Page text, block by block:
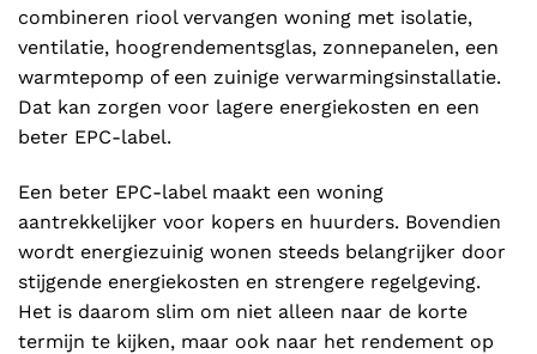
combineren riool vervangen woning met isolatie,
ventilatie, hoogrendementsglas, zonnepanelen, een
warmtepomp of een zuinige verwarmingsinstallatie.
Dat kan zorgen voor lagere energiekosten en een
beter EPC-label.
Een beter EPC-label maakt een woning
aantrekkelijker voor kopers en huurders. Bovendien
wordt energiezuinig wonen steeds belangrijker door
stijgende energiekosten en strengere regelgeving.
Het is daarom slim om niet alleen naar de korte
termijn te kijken, maar ook naar het rendement op